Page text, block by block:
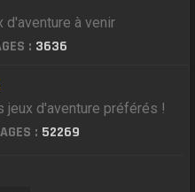
d'aventure à venir
: 3636
jeux d'aventure préférés !
: 52269